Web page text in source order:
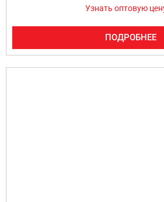
Узнать оптовую
ПОДРОБНЕЕ